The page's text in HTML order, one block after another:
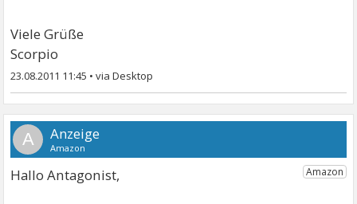
Viele Grüße
Scorpio
23.08.2011 11:45 •
A
Hallo Antagonist,